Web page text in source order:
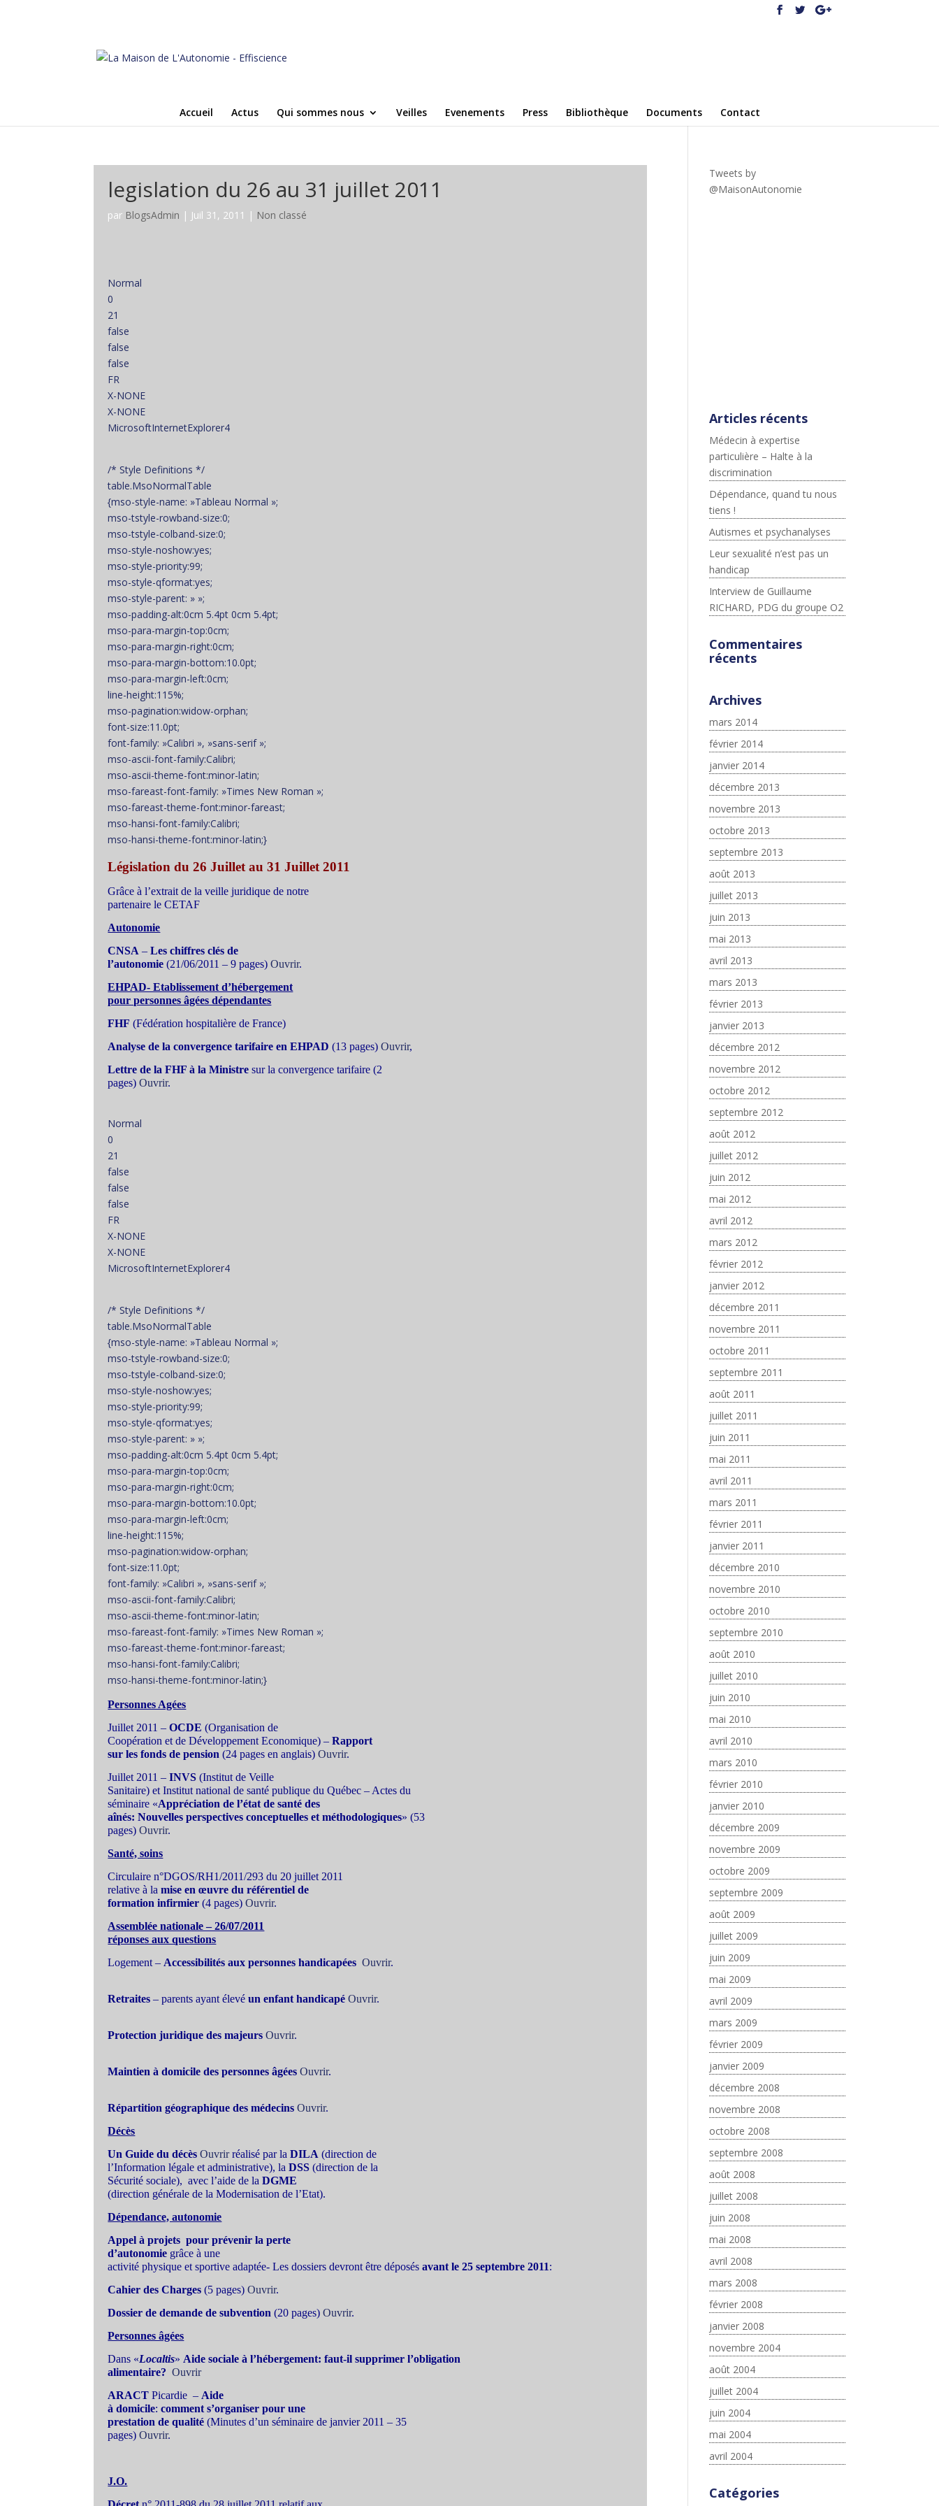
Accueil Actus Qui sommes nous Veilles Evenements Press Bibliothèque Documents Contact
legislation du 26 au 31 juillet 2011
par BlogsAdmin | Juil 31, 2011 | Non classé
Normal
0
21
false
false
false
FR
X-NONE
X-NONE
MicrosoftInternetExplorer4
/* Style Definitions */
table.MsoNormalTable
{mso-style-name: »Tableau Normal »;
mso-tstyle-rowband-size:0;
mso-tstyle-colband-size:0;
mso-style-noshow:yes;
mso-style-priority:99;
mso-style-qformat:yes;
mso-style-parent: » »;
mso-padding-alt:0cm 5.4pt 0cm 5.4pt;
mso-para-margin-top:0cm;
mso-para-margin-right:0cm;
mso-para-margin-bottom:10.0pt;
mso-para-margin-left:0cm;
line-height:115%;
mso-pagination:widow-orphan;
font-size:11.0pt;
font-family: »Calibri », »sans-serif »;
mso-ascii-font-family:Calibri;
mso-ascii-theme-font:minor-latin;
mso-fareast-font-family: »Times New Roman »;
mso-fareast-theme-font:minor-fareast;
mso-hansi-font-family:Calibri;
mso-hansi-theme-font:minor-latin;}
Législation du 26 Juillet au 31 Juillet 2011
Grâce à l’extrait de la veille juridique de notre
partenaire le CETAF
Autonomie
CNSA –Les chiffres clés de
l’autonomie (21/06/2011 – 9 pages)Ouvrir.
EHPAD- Etablissement d’hébergement
pour personnes âgées dépendantes
FHF (Fédération hospitalière de France)
Analyse de la convergence tarifaire en EHPAD (13 pages)Ouvrir,
Lettre de la FHF à la Ministre sur la convergence tarifaire (2
pages)Ouvrir.
Normal
0
21
false
false
false
FR
X-NONE
X-NONE
MicrosoftInternetExplorer4
/* Style Definitions */
table.MsoNormalTable
{mso-style-name: »Tableau Normal »;
mso-tstyle-rowband-size:0;
mso-tstyle-colband-size:0;
mso-style-noshow:yes;
mso-style-priority:99;
mso-style-qformat:yes;
mso-style-parent: » »;
mso-padding-alt:0cm 5.4pt 0cm 5.4pt;
mso-para-margin-top:0cm;
mso-para-margin-right:0cm;
mso-para-margin-bottom:10.0pt;
mso-para-margin-left:0cm;
line-height:115%;
mso-pagination:widow-orphan;
font-size:11.0pt;
font-family: »Calibri », »sans-serif »;
mso-ascii-font-family:Calibri;
mso-ascii-theme-font:minor-latin;
mso-fareast-font-family: »Times New Roman »;
mso-fareast-theme-font:minor-fareast;
mso-hansi-font-family:Calibri;
mso-hansi-theme-font:minor-latin;}
Personnes Agées
Juillet 2011 –OCDE(Organisation de
Coopération et de Développement Economique) –Rapport
sur les fonds de pension (24 pages en anglais)Ouvrir.
Juillet 2011 –INVS (Institut de Veille
Sanitaire) et Institut national de santé publique du Québec – Actes du
séminaire «Appréciation de l’état de santé des
aînés: Nouvelles perspectives conceptuelles et méthodologiques» (53
pages)Ouvrir.
Santé, soins
Circulaire n°DGOS/RH1/2011/293 du 20 juillet 2011
relative à lamise en œuvre du référentiel de
formation infirmier (4 pages)Ouvrir.
Assemblée nationale – 26/07/2011
réponses aux questions
Logement – Accessibilités aux personnes handicapées Ouvrir.
Retraites – parents ayant élevéun enfant handicapé Ouvrir.
Protection juridique des majeurs Ouvrir.
Maintien à domicile des personnes âgées Ouvrir.
Répartition géographique des médecins Ouvrir.
Décès
Un Guide du décès Ouvrirréalisé par laDILA (direction de
l’Information légale et administrative), laDSS (direction de la
Sécurité sociale), avec l’aide de laDGME
(direction générale de la Modernisation de l’Etat).
Dépendance, autonomie
Appel à projets pour prévenir la perte
d’autonomie grâce à une
activité physique et sportive adaptée- Les dossiers devront être déposésavant le 25 septembre 2011:
Cahier des Charges (5 pages)Ouvrir.
Dossier de demande de subvention (20 pages)Ouvrir.
Personnes âgées
Dans «Localtis» Aide sociale à l’hébergement: faut-il supprimer l’obligation
alimentaire? Ouvrir
ARACTPicardie – Aide
à domicile:comment s’organiser pour une
prestation de qualité (Minutes d’un séminaire de janvier 2011 – 35
pages)Ouvrir.
J.O.
Tweets by
@MaisonAutonomie
Articles récents
Médecin à expertise
particulière – Halte à la
discrimination
Dépendance, quand tu nous
tiens !
Autismes et psychanalyses
Leur sexualité n’est pas un
handicap
Interview de Guillaume
RICHARD, PDG du groupe O2
Commentaires
récents
Archives
mars 2014
février 2014
janvier 2014
décembre 2013
novembre 2013
octobre 2013
septembre 2013
août 2013
juillet 2013
juin 2013
mai 2013
avril 2013
mars 2013
février 2013
janvier 2013
décembre 2012
novembre 2012
octobre 2012
septembre 2012
août 2012
juillet 2012
juin 2012
mai 2012
avril 2012
mars 2012
février 2012
janvier 2012
décembre 2011
novembre 2011
octobre 2011
septembre 2011
août 2011
juillet 2011
juin 2011
mai 2011
avril 2011
mars 2011
février 2011
janvier 2011
décembre 2010
novembre 2010
octobre 2010
septembre 2010
août 2010
juillet 2010
juin 2010
mai 2010
avril 2010
mars 2010
février 2010
janvier 2010
décembre 2009
novembre 2009
octobre 2009
septembre 2009
août 2009
juillet 2009
juin 2009
mai 2009
avril 2009
mars 2009
février 2009
janvier 2009
décembre 2008
novembre 2008
octobre 2008
septembre 2008
août 2008
juillet 2008
juin 2008
mai 2008
avril 2008
mars 2008
février 2008
janvier 2008
novembre 2004
août 2004
juillet 2004
juin 2004
mai 2004
avril 2004
Catégories